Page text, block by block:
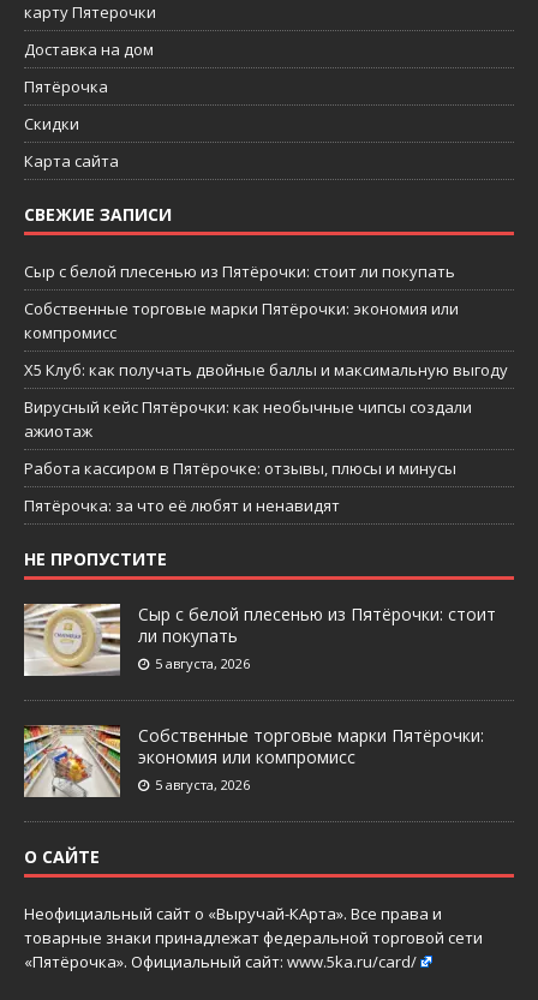
карту Пятерочки
Доставка на дом
Пятёрочка
Скидки
Карта сайта
СВЕЖИЕ ЗАПИСИ
Сыр с белой плесенью из Пятёрочки: стоит ли покупать
Собственные торговые марки Пятёрочки: экономия или
компромисс
X5 Клуб: как получать двойные баллы и максимальную выгоду
Вирусный кейс Пятёрочки: как необычные чипсы создали
ажиотаж
Работа кассиром в Пятёрочке: отзывы, плюсы и минусы
Пятёрочка: за что её любят и ненавидят
НЕ ПРОПУСТИТЕ
Сыр с белой плесенью из Пятёрочки: стоит
ли покупать
5 августа, 2026
Собственные торговые марки Пятёрочки:
экономия или компромисс
5 августа, 2026
О САЙТЕ
Неофициальный сайт о «Выручай-КАрта». Все права и
товарные знаки принадлежат федеральной торговой сети
«Пятёрочка». Официальный сайт: www.5ka.ru/card/